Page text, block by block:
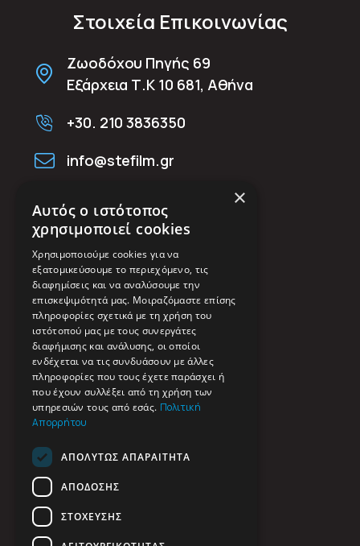
Στοιχεία Επικοινωνίας
Ζωοδόχου Πηγής 69
Εξάρχεια Τ.Κ 10 681, Αθήνα
+30. 210 3836350
info@stefilm.gr
Δευτ. - Παρ.: 09:00 - 18:00
Social media
Πλοήγηση
Εταιρικό προφίλ
×
Αυτός ο ιστότοπος
χρησιμοποιεί cookies
Χρησιμοποιούμε cookies για να
εξατομικεύσουμε το περιεχόμενο, τις
διαφημίσεις και να αναλύσουμε την
επισκεψιμότητά μας. Μοιραζόμαστε επίσης
πληροφορίες σχετικά με τη χρήση του
ιστότοπού μας με τους συνεργάτες
διαφήμισης και ανάλυσης, οι οποίοι
ενδέχεται να τις συνδυάσουν με άλλες
πληροφορίες που τους έχετε παράσχει ή
που έχουν συλλέξει από τη χρήση των
υπηρεσιών τους από εσάς. Πολιτική
Απορρήτου
ΑΠΟΛΎΤΩΣ ΑΠΑΡΑΊΤΗΤΑ
ΑΠΌΔΟΣΗΣ
ΣΤΌΧΕΥΣΗΣ